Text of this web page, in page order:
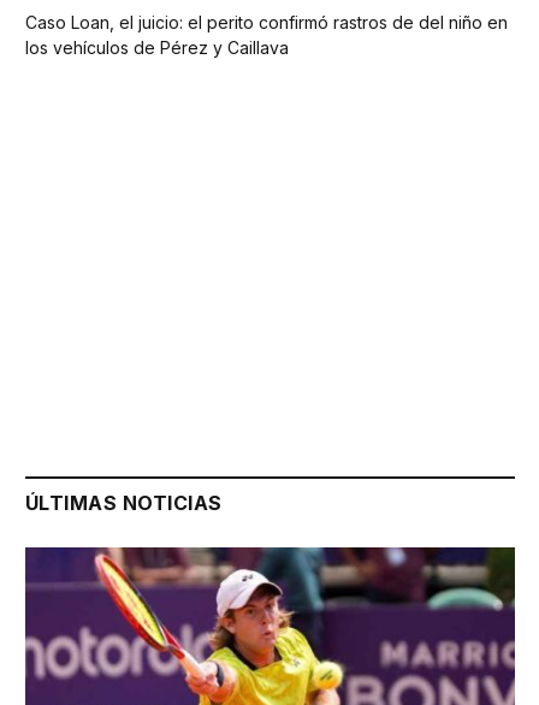
Caso Loan, el juicio: el perito confirmó rastros de del niño en
los vehículos de Pérez y Caillava
ÚLTIMAS NOTICIAS